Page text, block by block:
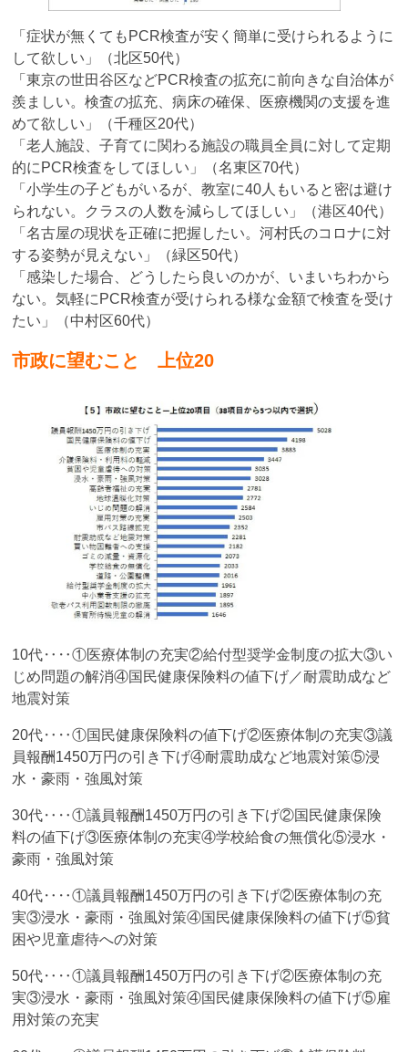
「症状が無くてもPCR検査が安く簡単に受けられるように
して欲しい」（北区50代）
「東京の世田谷区などPCR検査の拡充に前向きな自治体が
羨ましい。検査の拡充、病床の確保、医療機関の支援を進
めて欲しい」（千種区20代）
「老人施設、子育てに関わる施設の職員全員に対して定期
的にPCR検査をしてほしい」（名東区70代）
「小学生の子どもがいるが、教室に40人もいると密は避け
られない。クラスの人数を減らしてほしい」（港区40代）
「名古屋の現状を正確に把握したい。河村氏のコロナに対
する姿勢が見えない」（緑区50代）
「感染した場合、どうしたら良いのかが、いまいちわから
ない。気軽にPCR検査が受けられる様な金額で検査を受け
たい」（中村区60代）
市政に望むこと 上位20
10代‥‥①医療体制の充実②給付型奨学金制度の拡大③い
じめ問題の解消④国民健康保険料の値下げ／耐震助成など
地震対策
20代‥‥①国民健康保険料の値下げ②医療体制の充実③議
員報酬1450万円の引き下げ④耐震助成など地震対策⑤浸
水・豪雨・強風対策
30代‥‥①議員報酬1450万円の引き下げ②国民健康保険
料の値下げ③医療体制の充実④学校給食の無償化⑤浸水・
豪雨・強風対策
40代‥‥①議員報酬1450万円の引き下げ②医療体制の充
実③浸水・豪雨・強風対策④国民健康保険料の値下げ⑤貧
困や児童虐待への対策
50代‥‥①議員報酬1450万円の引き下げ②医療体制の充
実③浸水・豪雨・強風対策④国民健康保険料の値下げ⑤雇
用対策の充実